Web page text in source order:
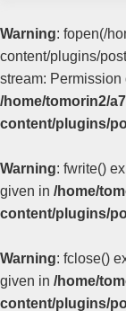
Warning: fopen(/
content/plugins/
stream: Permission
/home/tomorin2/
content/plugins/
Warning: fwrite()
given in /home/
content/plugins/
Warning: fclose()
given in /home/
content/plugins/